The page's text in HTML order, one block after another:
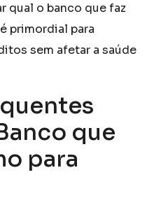
qual o banco que faz
primordial para
sem afetar a saúde
que
para